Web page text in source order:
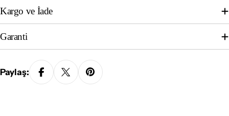
Kargo ve İade
Garanti
Paylaş: